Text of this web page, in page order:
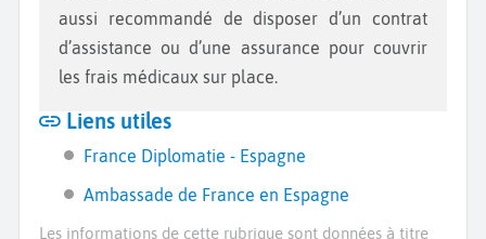
aussi recommandé de disposer d’un contrat
d’assistance ou d’une assurance pour couvrir
les frais médicaux sur place.
Liens utiles
France Diplomatie - Espagne
Ambassade de France en Espagne
Les informations de cette rubrique sont données à titre